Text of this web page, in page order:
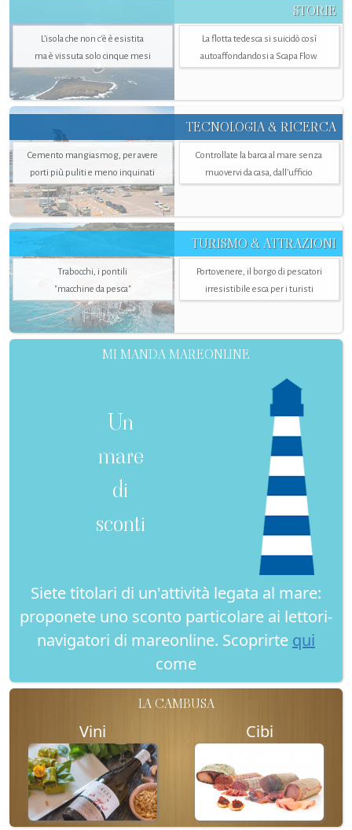
STORIE
L’isola che non c'è è esistita
ma è vissuta solo cinque mesi
La flotta tedesca si suicidò così
autoaffondandosi a Scapa Flow
TECNOLOGIA & RICERCA
Cemento mangiasmog, per avere
porti più puliti e meno inquinati
Controllate la barca al mare senza
muovervi da casa, dall’ufficio
TURISMO & ATTRAZIONI
Trabocchi, i pontili
"macchine da pesca"
Portovenere, il borgo di pescatori
irresistibile esca per i turisti
MI MANDA MAREONLINE
Un
mare
di
sconti
Siete titolari di un'attività legata al mare:
proponete uno sconto particolare ai lettori-
navigatori di mareonline. Scoprirte qui
come
LA CAMBUSA
Vini Cibi